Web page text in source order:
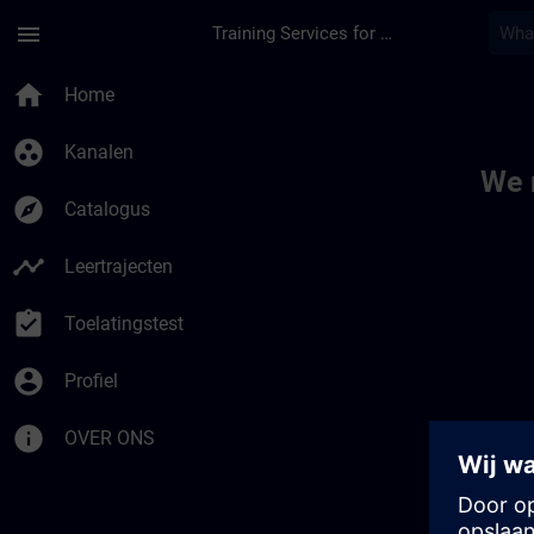
menu Training Services for Digital Industries
home Home
group_work Kanalen
explore Catalogus
timeline Leertrajecten
assignment_turned_in Toelatingstest
account_circle Profiel
info OVER ONS
We